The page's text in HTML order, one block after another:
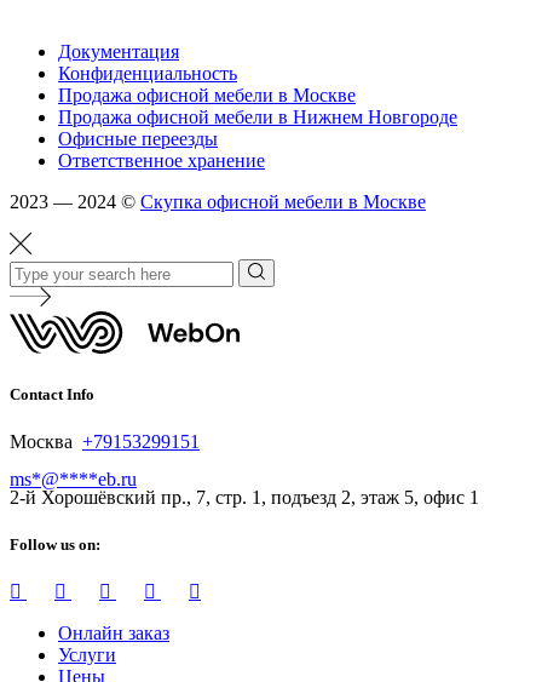
Документация
Конфиденциальность
Продажа офисной мебели в Москве
Продажа офисной мебели в Нижнем Новгороде
Офисные переезды
Ответственное хранение
2023 — 2024 © Скупка офисной мебели в Москве
Contact Info
Москва +79153299151
ms*@****eb.ru
2-й Хорошёвский пр., 7, стр. 1, подъезд 2, этаж 5, офис 1
Follow us on:
Онлайн заказ
Услуги
Цены